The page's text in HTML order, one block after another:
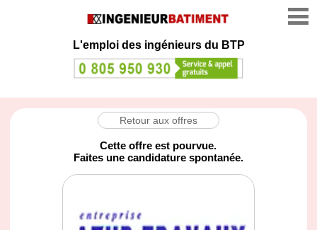
L'emploi des ingénieurs du BTP
Retour aux offres
Cette offre est pourvue.
Faites une candidature spontanée.